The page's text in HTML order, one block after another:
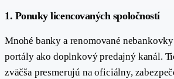
1. Ponuky licencovaných spoločností
Mnohé banky a renomované
portály ako doplnkový predajný kanál.
zväčša presmerujú na oficiálny,